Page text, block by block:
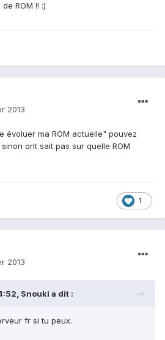
ROM !! :)
2013
évoluer ma ROM actuelle" pouvez
ont sait pas sur quelle ROM
1
2013
Snouki a dit :
fr si tu peux.